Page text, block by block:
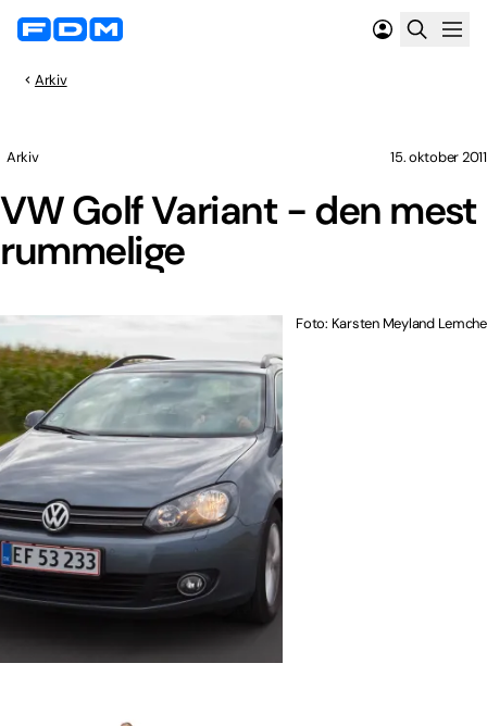
Arkiv
VW Golf Variant - den mest
rummelige
Arkiv 15. oktober 2011
Foto: Karsten Meyland Lemche